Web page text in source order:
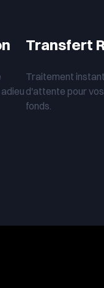
Transfert
Traitement
d'attente pour
fonds.